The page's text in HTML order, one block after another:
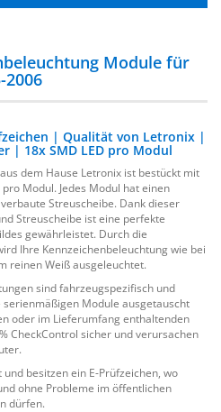
Module für
2006
| Qualität von Letronix |
| 18x SMD LED pro Modul
dem Hause Letronix ist bestückt mit
Modul. Jedes Modul hat einen
Streuscheibe. Dank dieser
Streuscheibe ist eine perfekte
gewährleistet. Durch die
Ihre Kennzeichenbeleuchtung wie bei
reinen Weiß ausgeleuchtet.
sind fahrzeugspezifisch und
serienmäßigen Module ausgetauscht
oder im Lieferumfang enthaltenden
CheckControl sicher und verursachen
besitzen ein E-Prüfzeichen, wo
ohne Probleme im öffentlichen
dürfen.